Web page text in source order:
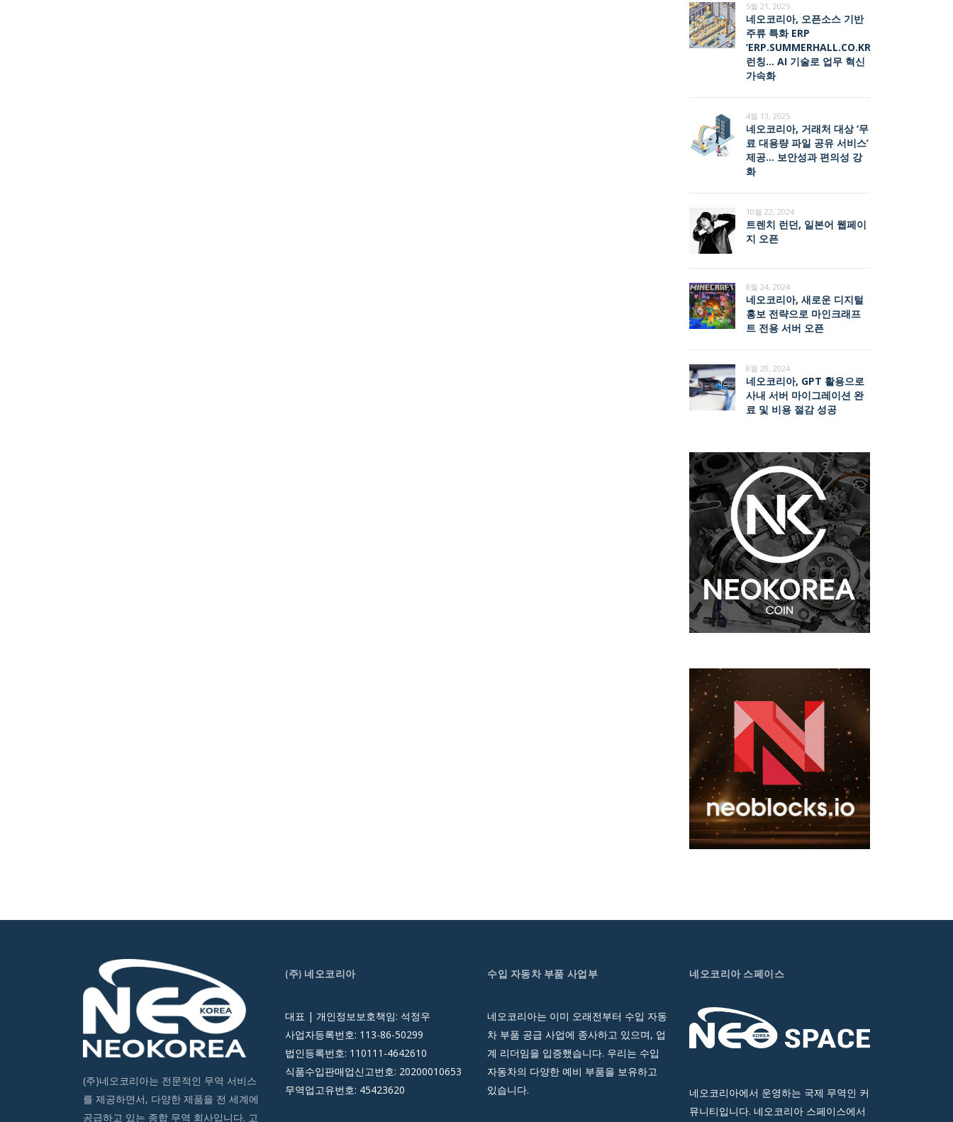
5월 21, 2025
네오코리아, 오픈소스 기반
주류 특화 ERP
‘ERP.SUMMERHALL.CO.KR’
런칭… AI 기술로 업무 혁신
가속화
4월 13, 2025
네오코리아, 거래처 대상 ‘무
료 대용량 파일 공유 서비스’
제공… 보안성과 편의성 강
화
10월 22, 2024
트렌치 런던, 일본어 웹페이
지 오픈
8월 24, 2024
네오코리아, 새로운 디지털
홍보 전략으로 마인크래프
트 전용 서버 오픈
8월 20, 2024
네오코리아, GPT 활용으로
사내 서버 마이그레이션 완
료 및 비용 절감 성공
(주)네오코리아는 전문적인 무역 서비스
를 제공하면서, 다양한 제품을 전 세계에
공급하고 있는 종합 무역 회사입니다. 고
(주) 네오코리아
대표 | 개인정보보호책임: 석정우
사업자등록번호: 113-86-50299
법인등록번호: 110111-4642610
식품수입판매업신고번호: 20200010653
무역업고유번호: 45423620
수입 자동차 부품 사업부
네오코리아는 이미 오래전부터 수입 자동
차 부품 공급 사업에 종사하고 있으며, 업
계 리더임을 입증했습니다. 우리는 수입
자동차의 다양한 예비 부품을 보유하고
있습니다.
네오코리아 스페이스
네오코리아에서 운영하는 국제 무역인 커
뮤니티입니다. 네오코리아 스페이스에서